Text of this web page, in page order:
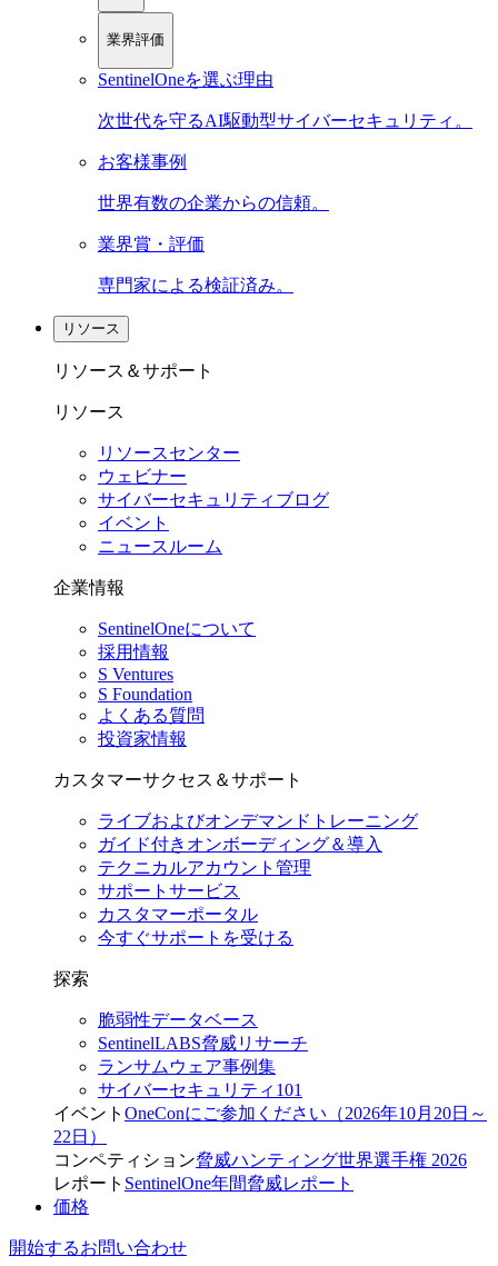
業界評価
SentinelOneを選ぶ理由
次世代を守るAI駆動型サイバーセキュリティ。
お客様事例
世界有数の企業からの信頼。
業界賞・評価
専門家による検証済み。
リソース
リソース＆サポート
リソース
リソースセンター
ウェビナー
サイバーセキュリティブログ
イベント
ニュースルーム
企業情報
SentinelOneについて
採用情報
S Ventures
S Foundation
よくある質問
投資家情報
カスタマーサクセス＆サポート
ライブおよびオンデマンドトレーニング
ガイド付きオンボーディング＆導入
テクニカルアカウント管理
サポートサービス
カスタマーポータル
今すぐサポートを受ける
探索
脆弱性データベース
SentinelLABS脅威リサーチ
ランサムウェア事例集
サイバーセキュリティ101
イベント OneConにご参加ください（2026年10月20日～
22日）
コンペティション脅威ハンティング世界選手権 2026
レポート SentinelOne年間脅威レポート
価格
開始するお問い合わせ